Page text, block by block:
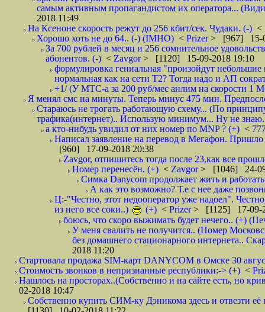
самым активным пропагандистом их оператора...
2018 11:49
На Ксеноне скорость режут до 256 кбит/сек. Чудаки. (-) <
Хорошо хоть не до 64.. (-) (IMHO) < Prizer> [967] 15-
За 700 рублей в месяц и 256 сомнительное
абонентов. (-) < Zavgor> [1120] 15-09-2018 19:10
формулировка гениальная "произойдут небольшие
нормальная как на сети Т2? Тогда надо и АП
+1/ (У МТС-а за 200 руб/мес анлим на скорости 1
Я менял смс на минуты. Теперь минус 475 мин.
Стараюсь не трогать работающую схему... (По
трафика(интернет).. Использую минимум... Ну не
а кто-нибудь увидил от них номер по MNP ? (+) <
Написал заявление на перевод в Мегафон.
[960] 17-09-2018 20:38
Zavgor, отпишитесь тогда после 23,как все
Номер перенесён. (+) < Zavgor> [1046] 24-
Симка Danycom продолжает жить и
А как это возможно? Т.е с нее даже
Ц:-"Честно, этот недооператор уже надоел".
из него все соки..)
(+) < Prizer> [1125] 17-09-
боюсь, что скоро выжимать будет нечего.. (+)
У меня свалить не получится.. (Номер
без домашнего стационарного интернета..
2018 11:20
Стартовала продажа SIM-карт DANYCOM в Омске 30
Стоимость звонков в непризнанные республики:-> (+) <
Нашлось на просторах..(Собственно и на сайте есть, но
02-2018 10:47
Собственно купить СИМ-ку Дэникома здесь и отвезти